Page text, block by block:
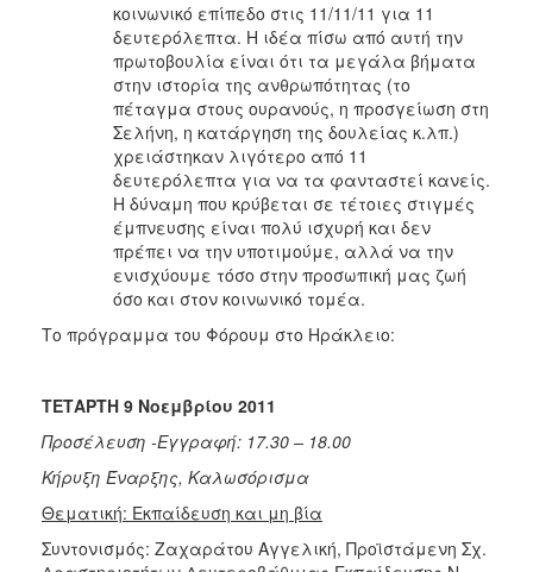
κοινωνικό επίπεδο στις 11/11/11 για 11
δευτερόλεπτα. Η ιδέα πίσω από αυτή την
πρωτοβουλία είναι ότι τα μεγάλα βήματα
στην ιστορία της ανθρωπότητας (το
πέταγμα στους ουρανούς, η προσγείωση στη
Σελήνη, η κατάργηση της δουλείας κ.λπ.)
χρειάστηκαν λιγότερο από 11
δευτερόλεπτα για να τα φανταστεί κανείς.
Η δύναμη που κρύβεται σε τέτοιες στιγμές
έμπνευσης είναι πολύ ισχυρή και δεν
πρέπει να την υποτιμούμε, αλλά να την
ενισχύουμε τόσο στην προσωπική μας ζωή
όσο και στον κοινωνικό τομέα.
Το πρόγραμμα του Φόρουμ στο Ηράκλειο:
ΤΕΤΑΡΤΗ 9 Νοεμβρίου 2011
Προσέλευση -Εγγραφή: 17.30 – 18.00
Κήρυξη Έναρξης, Καλωσόρισμα
Θεματική: Εκπαίδευση και μη βία
Συντονισμός: Ζαχαράτου Αγγελική, Προϊστάμενη Σχ.